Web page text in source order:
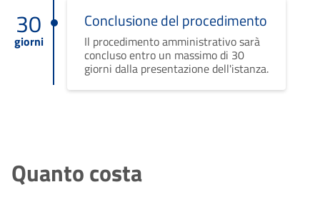
30
giorni
Conclusione del procedimento
Il procedimento amministrativo sarà
concluso entro un massimo di 30
giorni dalla presentazione dell'istanza.
Quanto costa